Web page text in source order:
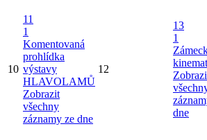
10
11
1
Komentovaná
prohlídka
výstavy
HLAVOLAMŮ
Zobrazit
všechny
záznamy ze dne
12
13
1
dne